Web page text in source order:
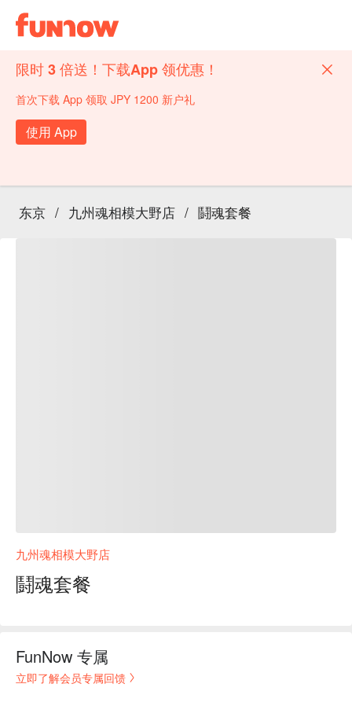
限时 3 倍送！下载App 领优惠！
首次下载 App 领取 JPY 1200 新户礼
使用 App
东京 / 九州魂相模大野店 / 鬪魂套餐
九州魂相模大野店
鬪魂套餐
FunNow 专属
立即了解会员专属回馈